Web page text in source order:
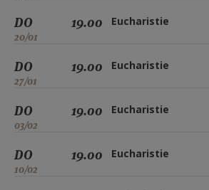
DO
20/01
19.00 Eucharistie
DO
27/01
19.00 Eucharistie
DO
03/02
19.00 Eucharistie
DO
10/02
19.00 Eucharistie